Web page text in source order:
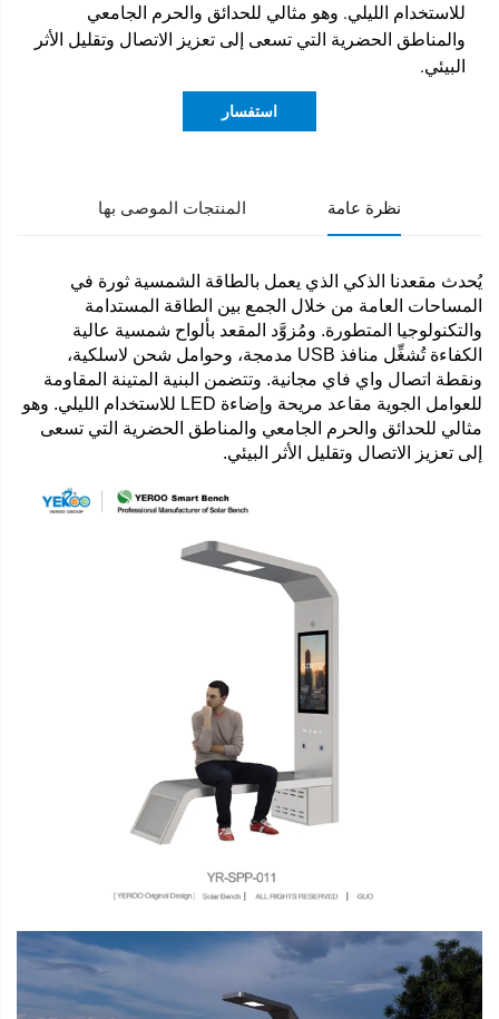
للاستخدام الليلي. وهو مثالي للحدائق والحرم الجامعي
والمناطق الحضرية التي تسعى إلى تعزيز الاتصال وتقليل الأثر
البيئي.
استفسار
نظرة عامة المنتجات الموصى بها
يُحدث مقعدنا الذكي الذي يعمل بالطاقة الشمسية ثورة في
المساحات العامة من خلال الجمع بين الطاقة المستدامة
والتكنولوجيا المتطورة. ومُزوَّد المقعد بألواح شمسية عالية
الكفاءة تُشغِّل منافذ USB مدمجة، وحوامل شحن لاسلكية،
ونقطة اتصال واي فاي مجانية. وتتضمن البنية المتينة المقاومة
للعوامل الجوية مقاعد مريحة وإضاءة LED للاستخدام الليلي. وهو
مثالي للحدائق والحرم الجامعي والمناطق الحضرية التي تسعى
إلى تعزيز الاتصال وتقليل الأثر البيئي.